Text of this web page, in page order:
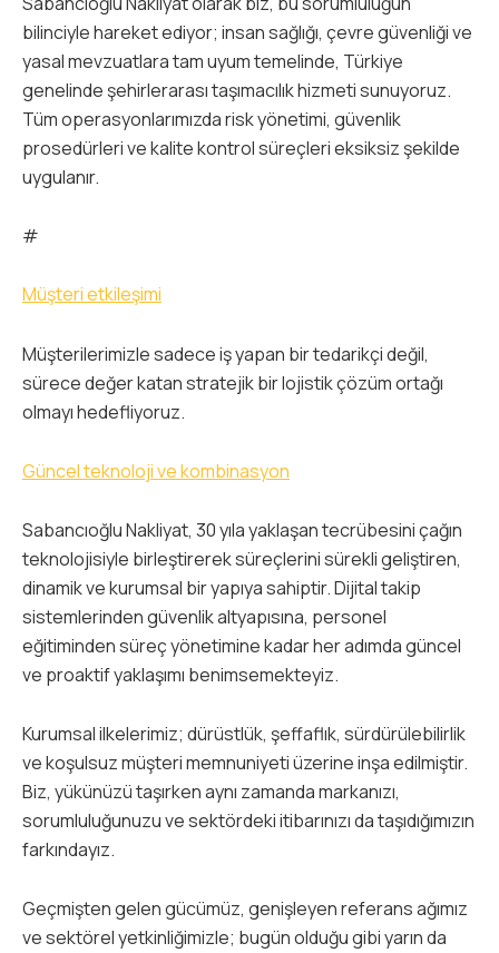
bilinciyle hareket ediyor; insan sağlığı, çevre güvenliği ve
yasal mevzuatlara tam uyum temelinde, Türkiye
genelinde şehirlerarası taşımacılık hizmeti sunuyoruz.
Tüm operasyonlarımızda risk yönetimi, güvenlik
prosedürleri ve kalite kontrol süreçleri eksiksiz şekilde
uygulanır.
#
Müşteri etkileşimi
Müşterilerimizle sadece iş yapan bir tedarikçi değil,
sürece değer katan stratejik bir lojistik çözüm ortağı
olmayı hedefliyoruz.
Güncel teknoloji ve kombinasyon
Sabancıoğlu Nakliyat, 30 yıla yaklaşan tecrübesini çağın
teknolojisiyle birleştirerek süreçlerini sürekli geliştiren,
dinamik ve kurumsal bir yapıya sahiptir. Dijital takip
sistemlerinden güvenlik altyapısına, personel
eğitiminden süreç yönetimine kadar her adımda güncel
ve proaktif yaklaşımı benimsemekteyiz.
Kurumsal ilkelerimiz; dürüstlük, şeffaflık, sürdürülebilirlik
ve koşulsuz müşteri memnuniyeti üzerine inşa edilmiştir.
Biz, yükünüzü taşırken aynı zamanda markanızı,
sorumluluğunuzu ve sektördeki itibarınızı da taşıdığımızın
farkındayız.
Geçmişten gelen gücümüz, genişleyen referans ağımız
ve sektörel yetkinliğimizle; bugün olduğu gibi yarın da